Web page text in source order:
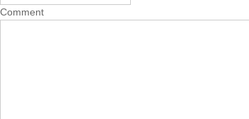
Comment